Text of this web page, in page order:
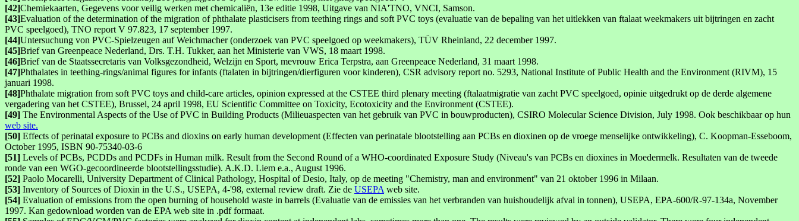
[42]Chemiekaarten, Gegevens voor veilig werken met chemicaliën, 13e editie 1998, Uitgave van NIA'TNO, VNCI, Samson.
[43]Evaluation of the determination of the migration of phthalate plasticisers from teething rings and soft PVC toys (evaluatie van de bepaling van het uitlekken van ftalaat weekmakers uit bijtringen en zacht
PVC speelgoed), TNO report V 97.823, 17 september 1997.
[44]Untersuchung von PVC-Spielzeugen auf Weichmacher (onderzoek van PVC speelgoed op weekmakers), TÜV Rheinland, 22 december 1997.
[45]Brief van Greenpeace Nederland, Drs. T.H. Tukker, aan het Ministerie van VWS, 18 maart 1998.
[46]Brief van de Staatssecretaris van Volksgezondheid, Welzijn en Sport, mevrouw Erica Terpstra, aan Greenpeace Nederland, 31 maart 1998.
[47]Phthalates in teething-rings/animal figures for infants (ftalaten in bijtringen/dierfiguren voor kinderen), CSR advisory report no. 5293, National Institute of Public Health and the Environment (RIVM), 15
januari 1998.
[48]Phthalate migration from soft PVC toys and child-care articles, opinion expressed at the CSTEE third plenary meeting (ftalaatmigratie van zacht PVC speelgoed, opinie uitgedrukt op de derde algemene
vergadering van het CSTEE), Brussel, 24 april 1998, EU Scientific Committee on Toxicity, Ecotoxicity and the Environment (CSTEE).
[49] The Environmental Aspects of the Use of PVC in Building Products (Milieuaspecten van het gebruik van PVC in bouwproducten), CSIRO Molecular Science Division, July 1998. Ook beschikbaar op hun
web site.
[50] Effects of perinatal exposure to PCBs and dioxins on early human development (Effecten van perinatale blootstelling aan PCBs en dioxinen op de vroege menselijke ontwikkeling), C. Koopman-Esseboom,
October 1995, ISBN 90-75340-03-6
[51] Levels of PCBs, PCDDs and PCDFs in Human milk. Result from the Second Round of a WHO-coordinated Exposure Study (Niveau's van PCBs en dioxines in Moedermelk. Resultaten van de tweede
ronde van een WGO-gecoordineerde blootstellingsstudie). A.K.D. Liem e.a., August 1996.
[52] Paolo Mocarelli, University Department of Clinical Pathology, Hospital of Desio, Italy, op de meeting "Chemistry, man and environment" van 21 oktober 1996 in Milaan.
[53] Inventory of Sources of Dioxin in the U.S., USEPA, 4-'98, external review draft. Zie de USEPAweb site.
[54] Evaluation of emissions from the open burning of household waste in barrels (Evaluatie van de emissies van het verbranden van huishoudelijk afval in tonnen), USEPA, EPA-600/R-97-134a, November
1997. Kan gedownload worden van de EPA web site in .pdf formaat.